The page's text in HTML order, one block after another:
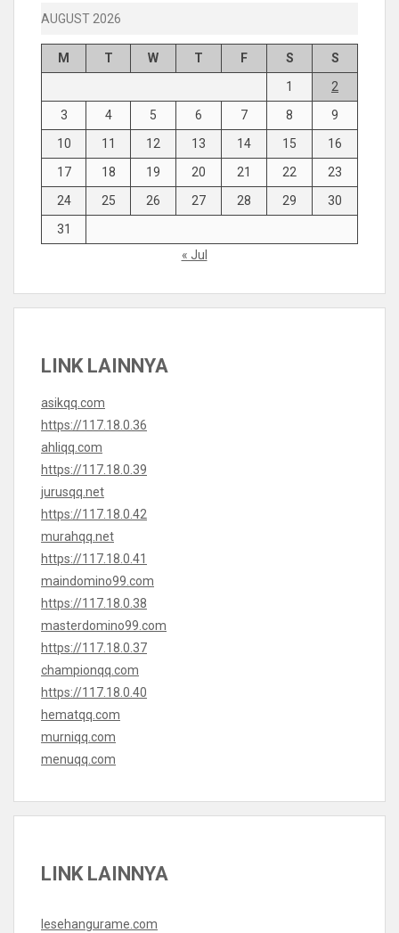
AUGUST 2026
M T W T F S
S
1
2
3
4 5 6 7 8
9
10
11 12 13 14 15
16
17
18 19 20 21 22
23
24
25 26 27 28 29
30
31
« Jul
LINK LAINNYA
asikqq.com
https://117.18.0.36
ahliqq.com
https://117.18.0.39
jurusqq.net
https://117.18.0.42
murahqq.net
https://117.18.0.41
maindomino99.com
https://117.18.0.38
masterdomino99.com
https://117.18.0.37
championqq.com
https://117.18.0.40
hematqq.com
murniqq.com
menuqq.com
LINK LAINNYA
lesehangurame.com